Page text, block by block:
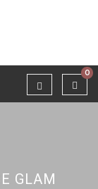
0
GLAM